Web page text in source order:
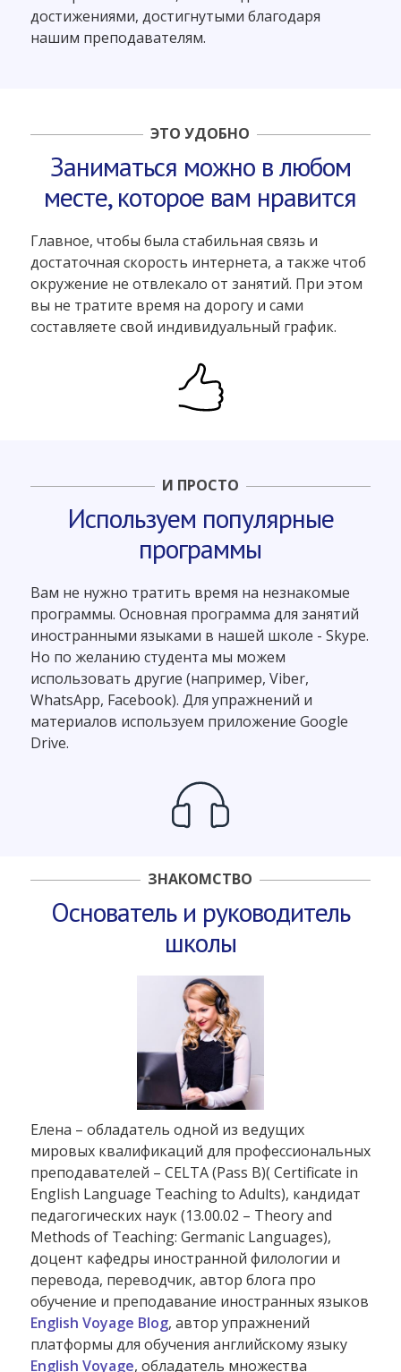
достижениями, достигнутыми благодаря
нашим преподавателям.
ЭТО УДОБНО
Заниматься можно в любом
месте, которое вам нравится
Главное, чтобы была стабильная связь и
достаточная скорость интернета, а также чтоб
окружение не отвлекало от занятий. При этом
вы не тратите время на дорогу и сами
составляете свой индивидуальный график.
И ПРОСТО
Используем популярные
программы
Вам не нужно тратить время на незнакомые
программы. Основная программа для занятий
иностранными языками в нашей школе - Skype.
Но по желанию студента мы можем
использовать другие (например, Viber,
WhatsApp, Facebook). Для упражнений и
материалов используем приложение Google
Drive.
ЗНАКОМСТВО
Основатель и руководитель
школы
Елена – обладатель одной из ведущих
мировых квалификаций для профессиональных
преподавателей – CELTA (Pass B)( Certificate in
English Language Teaching to Adults), кандидат
педагогических наук (13.00.02 – Theory and
Methods of Teaching: Germanic Languages),
доцент кафедры иностранной филологии и
перевода, переводчик, автор блога про
обучение и преподавание иностранных языков
English Voyage Blog, автор упражнений
платформы для обучения английскому языку
English Voyage, обладатель множества